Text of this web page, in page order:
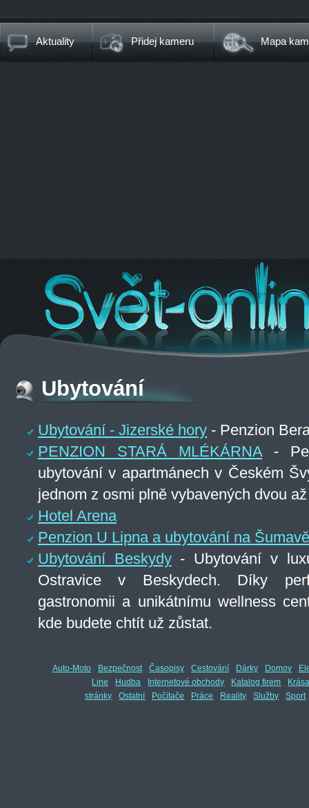
Aktuality Přidej kameru Mapa
Ubytování
Ubytování - Jizerské hory - Penzion
PENZION STARÁ MLÉKÁRNA-
ubytování v apartmánech v Českém
jednom z osmi plně vybavených dvou
Hotel Arena
Penzion U Lipna a ubytování na Šumavě
Ubytování Beskydy- Ubytování v
Ostravice v Beskydech. Díky
gastronomii a unikátnímu wellness
kde budete chtít už zůstat.
Auto-Moto Bezpečnost Časopisy Cestování Dárky Domov
Line
Hudba Internetové obchody Katalog firem
stránky
Ostatní Počítače Práce Reality Služby Sport